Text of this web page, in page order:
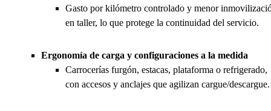
Gasto por kilómetro controlado y menor
en taller, lo que protege la continuidad del servicio.
Ergonomía de carga y configuraciones a la medida
Carrocerías furgón, estacas, plataforma o refrigerado,
con accesos y anclajes que agilizan cargue/descargue.